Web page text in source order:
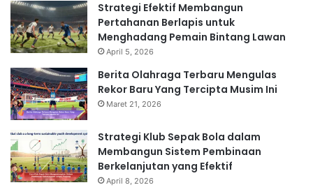
Strategi Efektif Membangun
Pertahanan Berlapis untuk
Menghadang Pemain Bintang Lawan
April 5, 2026
Berita Olahraga Terbaru Mengulas
Rekor Baru Yang Tercipta Musim Ini
Maret 21, 2026
Strategi Klub Sepak Bola dalam
Membangun Sistem Pembinaan
Berkelanjutan yang Efektif
April 8, 2026